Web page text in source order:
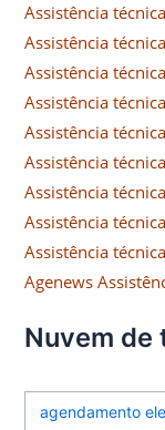
Assistência
Assistência
Assistência
Assistência
Assistência
Assistência
Assistência
Assistência
Assistência
Agenews
Nuvem de
agendamento